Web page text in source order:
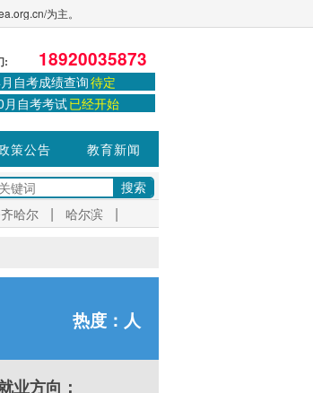
为主。
: 18920035873
自考成绩查询待定
月自考考试已经开始
策公告 教育新闻
哈尔 | 哈尔滨 |
热度： 人
业方向：